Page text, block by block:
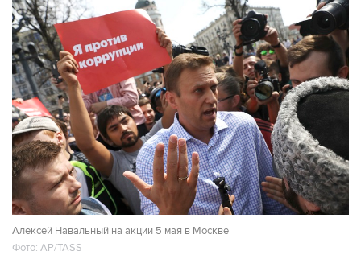
Алексей Навальный на акции 5 мая в Москве
Фото: AP/TASS